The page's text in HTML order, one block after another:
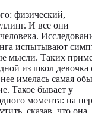
физический,
И все они
испытывают
мысли. Таких
из школ девочка
имелась самая
Такое бывает у
момента: на
сказав, что она